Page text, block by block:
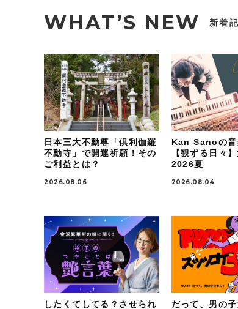
WHAT’S NEW 新着
日本三大不動尊「倶利伽羅
不動寺」で開運祈願！その
ご利益とは？
2026.08.06
Kan Sanoの音
【観ずる日々
2026夏
2026.08.04
したくてしてる？させられ
だって、男の子